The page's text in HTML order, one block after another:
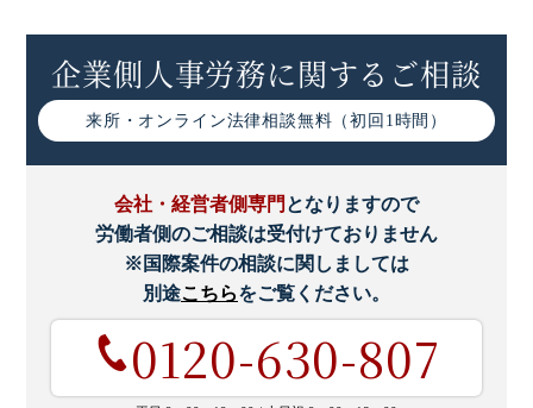
企業側人事労務に関するご相談
来所・オンライン法律相談無料（初回1時間）
会社・経営者側専門 となりますので
労働者側のご相談は受付けておりません
※国際案件の相談に関しましては
別途こちらをご覧ください。
0120-630-807